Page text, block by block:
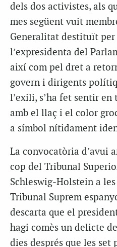
dels dos activistes, als
mes següent vuit
Generalitat destituït per
l’expresidenta del
així com pel dret a
govern i dirigents
l’exili, s’ha fet sentir
amb el llaç i el color
a símbol nítidament
La convocatòria d’avui
cop del Tribunal
Schleswig-Holstein a
Tribunal Suprem
descarta que el
hagi comès un delicte
dies després que les set